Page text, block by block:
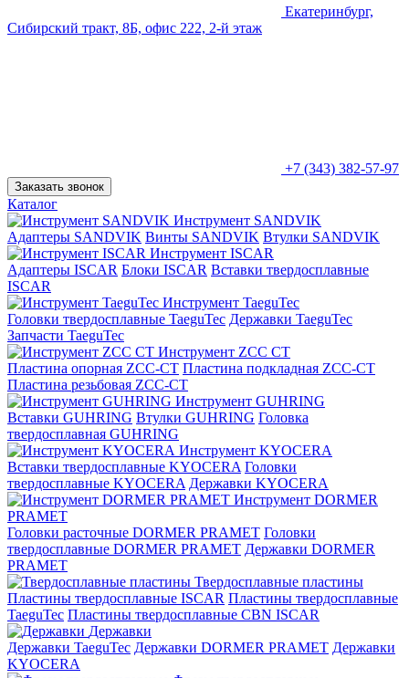
Екатеринбург,
Сибирский тракт, 8Б, офис 222, 2-й этаж
+7 (343) 382-57-97
Заказать звонок
Каталог
Инструмент SANDVIK
Адаптеры SANDVIK Винты SANDVIK Втулки SANDVIK
Инструмент ISCAR
Адаптеры ISCAR Блоки ISCAR Вставки твердосплавные
ISCAR
Инструмент TaeguTec
Головки твердосплавные TaeguTec Державки TaeguTec
Запчасти TaeguTec
Инструмент ZCС CT
Пластина опорная ZCC-CT Пластина подкладная ZCC-CT
Пластина резьбовая ZCC-CT
Инструмент GUHRING
Вставки GUHRING Втулки GUHRING Головка
твердосплавная GUHRING
Инструмент KYOCERA
Вставки твердосплавные KYOCERA Головки
твердосплавные KYOCERA Державки KYOCERA
Инструмент DORMER
PRAMET
Головки расточные DORMER PRAMET Головки
твердосплавные DORMER PRAMET Державки DORMER
PRAMET
Твердосплавные пластины
Пластины твердосплавные ISCAR Пластины твердосплавные
TaeguTec Пластины твердосплавные CBN ISCAR
Державки
Державки TaeguTec Державки DORMER PRAMET Державки
KYOCERA